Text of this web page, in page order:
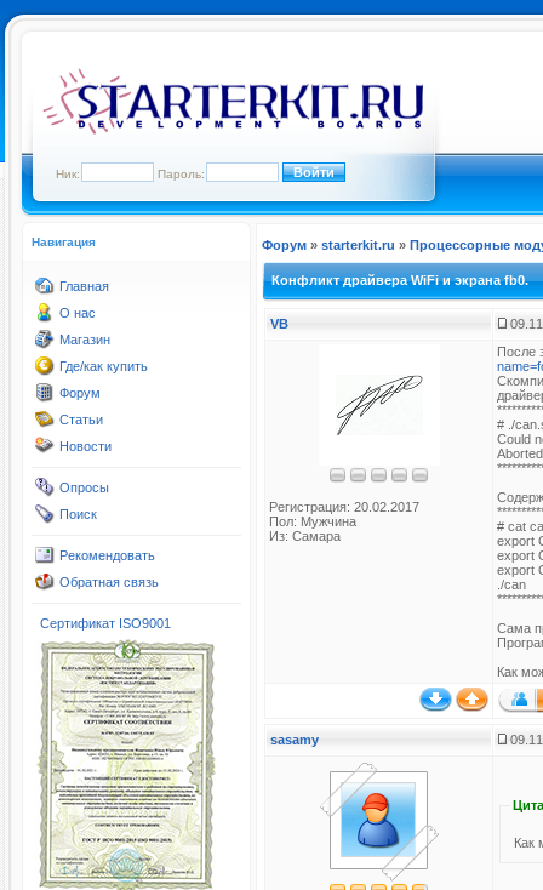
Ник: Пароль:
Навигация
Главная
О нас
Магазин
Где/как купить
Форум
Статьи
Новости
Опросы
Поиск
Рекомендовать
Обратная связь
Сертификат ISO9001
Форум » starterkit.ru » Процессорные
Конфликт драйвера WiFi и экрана fb0.
VB
Регистрация: 20.02.2017
Пол: Мужчина
Из: Самара
После
# ./
Could
Aborted
# cat
export
export
export
./can
Сама
Как
sasamy
Как